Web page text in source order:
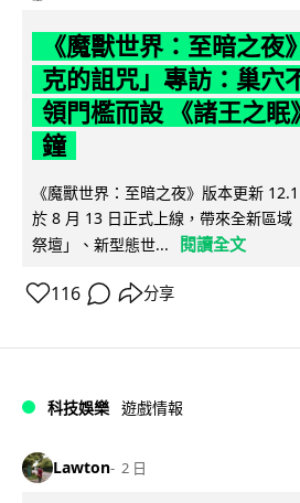
《魔獸世界：至暗之夜
克的詛咒」專訪：巢穴
領門檻而設 《諸王之眠
鐘
《魔獸世界：至暗之夜》版本更新
於 8 月 13 日正式上線，帶來全新區域
祭壇」、新型態世...
閱讀全文
116 分享
科技娛樂 遊戲情報
Lawton 2 日